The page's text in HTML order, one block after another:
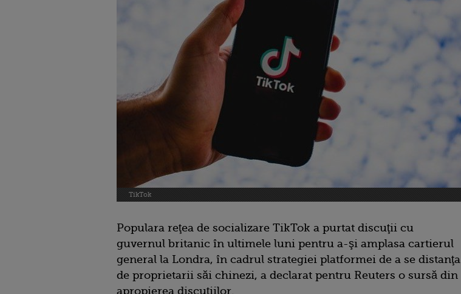
TikTok
Populara reţea de socializare TikTok a purtat discuţii cu
guvernul britanic în ultimele luni pentru a-şi amplasa cartierul
general la Londra, în cadrul strategiei platformei de a se distanţa
de proprietarii săi chinezi, a declarat pentru Reuters o sursă din
apropierea discuţiilor.